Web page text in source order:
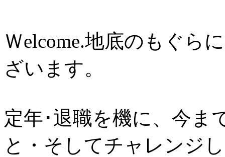
Ｗelcome.地底のもぐら
ざいます。
定年･退職を機に、今ま
と・そしてチャレンジ